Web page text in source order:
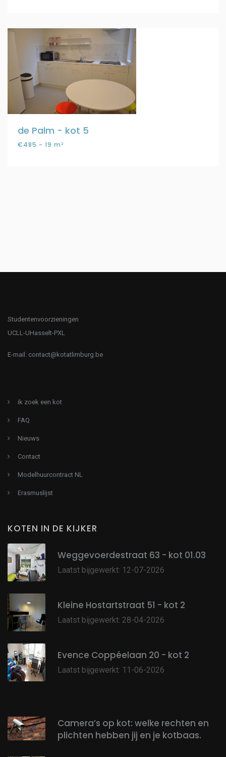
de Palm - kot 5
€485 - 19 m²
Studentenvoorzieningen
UCLL-UHasselt-PXL
E-mail: contact@kotatlimburg.be
ik zoek een kot
FAQ
Nieuws
Contact
Modelhuurcontract NL
Erasmuslijst
KOTEN IN DE KIJKER
Weggevoerdestraat 63 - kot 01.03
Laatst bijgewerkt: 12-07-2026
Kleine Hostartstraat 51 - kot 2
Laatst bijgewerkt: 28-04-2026
Evence Coppéelaan 20 - kot 2
Laatst bijgewerkt: 11-06-2026
Camera’s op kot: welke rechten en
plichten hebben jij en je kotbaas.